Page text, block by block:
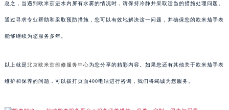
总之，当遇到欧米茄进水内屏有水雾的情况时，请保持冷静并采取适当的措施处理问题。
通过寻求专业帮助和采取预防措施，您可以有效地解决这一问题，并确保您的欧米茄手表
能够继续为您服务多年。
以上就是北京欧米茄维修服务中心为您分享的精彩内容。如果您还有其他关于欧米茄手表
维护和保养的问题，可以拨打页面400电话进行咨询，我们将竭诚为您服务。